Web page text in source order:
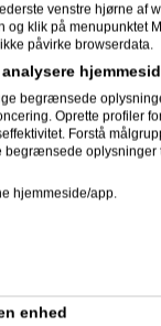
søges. Kun 100%
i den "virkelige"
kommunikerer i
set lyset, som
med VideoTool.
og et godt
et abonnement på
så kan vi mødes
venstre hjørne af
klik på menupunktet
påvirke browserdata.
begrænsede
Oprette profiler
Forstå
begrænsede
hjemmeside/app.
enhed